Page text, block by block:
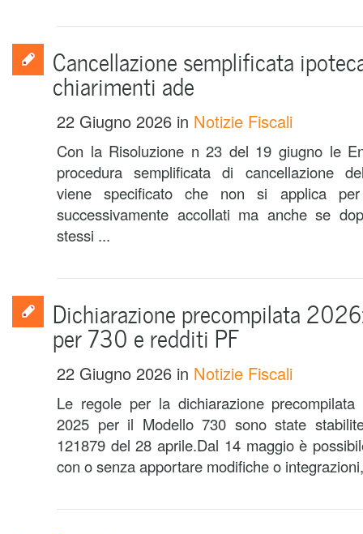
Cancellazione semplificata
chiarimenti ade
22 Giugno 2026 in Notizie Fiscali
Con la Risoluzione n 23 del 19 giugno le
procedura semplificata di cancellazione
viene specificato che non si applica
successivamente accollati ma anche se
stessi ...
Dichiarazione precompilata
per 730 e redditi PF
22 Giugno 2026 in Notizie Fiscali
Le regole per la dichiarazione
2025 per il Modello 730 sono state
121879 del 28 aprile.Dal 14 maggio è
con o senza apportare modifiche o